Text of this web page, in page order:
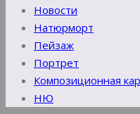
Новости
Натюрморт
Пейзаж
Портрет
Композиционная
НЮ